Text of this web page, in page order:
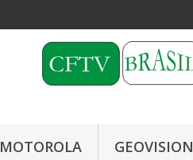
MOTOROLA GEOVISION